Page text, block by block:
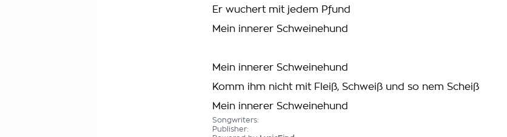
Er wuchert mit jedem Pfund
Mein innerer Schweinehund
Mein innerer Schweinehund
Komm ihm nicht mit Fleiß, Schweiß und so nem Scheiß
Mein innerer Schweinehund
Songwriters:
Publisher: